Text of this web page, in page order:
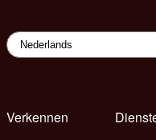
Verkennen